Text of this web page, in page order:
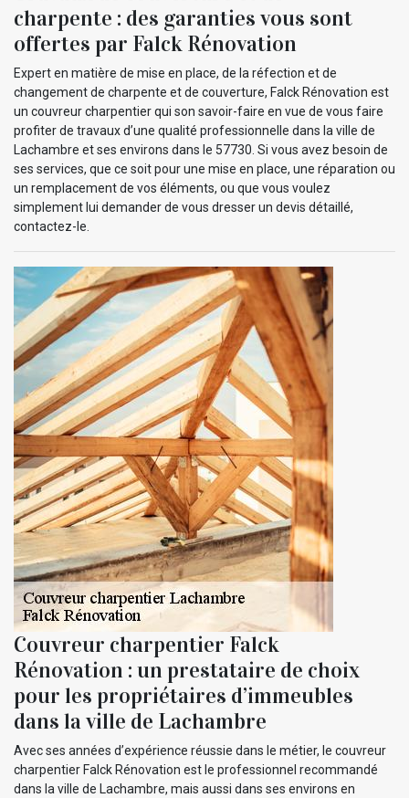
charpente : des garanties vous sont
offertes par Falck Rénovation
Expert en matière de mise en place, de la réfection et de
changement de charpente et de couverture, Falck Rénovation est
un couvreur charpentier qui son savoir-faire en vue de vous faire
profiter de travaux d’une qualité professionnelle dans la ville de
Lachambre et ses environs dans le 57730. Si vous avez besoin de
ses services, que ce soit pour une mise en place, une réparation ou
un remplacement de vos éléments, ou que vous voulez
simplement lui demander de vous dresser un devis détaillé,
contactez-le.
Couvreur charpentier Falck
Rénovation : un prestataire de choix
pour les propriétaires d’immeubles
dans la ville de Lachambre
Avec ses années d’expérience réussie dans le métier, le couvreur
charpentier Falck Rénovation est le professionnel recommandé
dans la ville de Lachambre, mais aussi dans ses environs en